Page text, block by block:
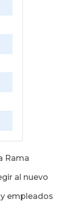
Rama
al nuevo
empleados